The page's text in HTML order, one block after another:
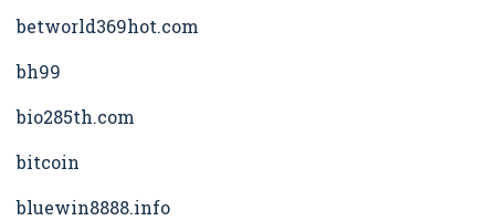
betworld369hot.com
bh99
bio285th.com
bitcoin
bluewin8888.info